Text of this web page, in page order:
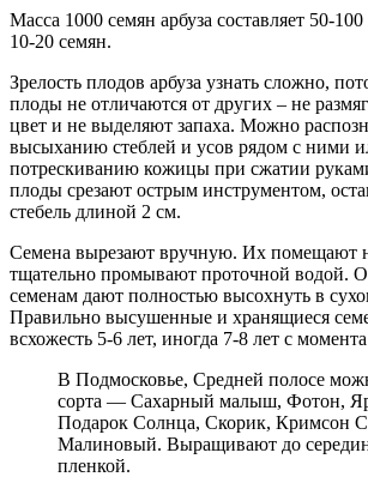
Масса 1000 семян арбуза составляет 50-
10-20 семян.
Зрелость плодов арбуза узнать сложно,
плоды не отличаются от других – не
цвет и не выделяют запаха. Можно
высыханию стеблей и усов рядом с ними
потрескиванию кожицы при сжатии
плоды срезают острым инструментом,
стебель длиной 2 см.
Семена вырезают вручную. Их помещают
тщательно промывают проточной водой.
семенам дают полностью высохнуть в
Правильно высушенные и хранящиеся
всхожесть 5-6 лет, иногда 7-8 лет с
В Подмосковье, Средней полосе
сорта — Сахарный малыш, Фотон,
Подарок Солнца, Скорик, Кримсон
Малиновый. Выращивают до
пленкой.